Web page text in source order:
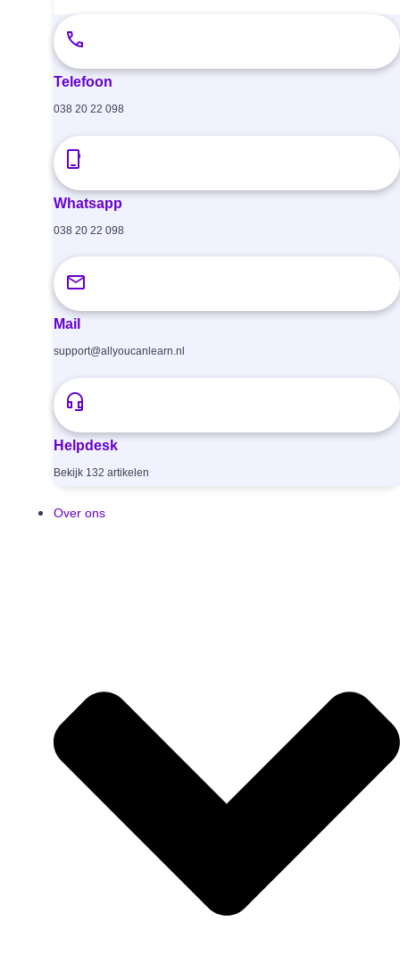
Telefoon
038 20 22 098
Whatsapp
038 20 22 098
Mail
support@allyoucanlearn.nl
Helpdesk
Bekijk 132 artikelen
Over ons